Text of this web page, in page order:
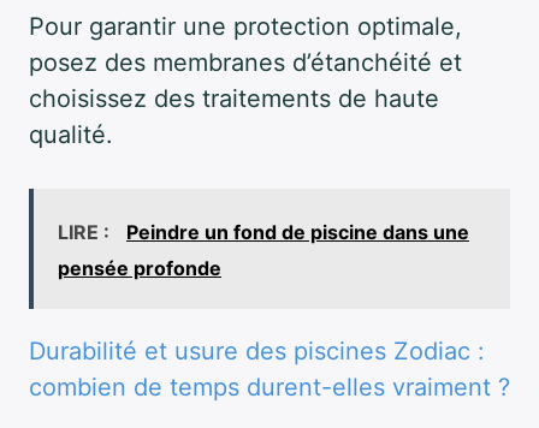
Pour garantir une protection optimale,
posez des membranes d’étanchéité et
choisissez des traitements de haute
qualité.
LIRE :
Peindre un fond de piscine dans une
pensée profonde
Durabilité et usure des piscines Zodiac :
combien de temps durent-elles vraiment ?